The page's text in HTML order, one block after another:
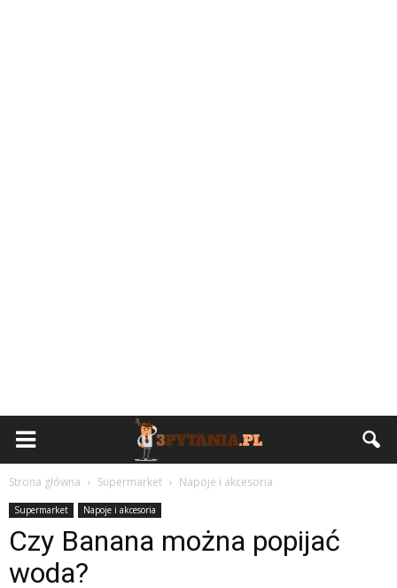
Strona główna Supermarket Napoje i akcesoria
Supermarket Napoje i akcesoria
Czy Banana można popijać
woda?